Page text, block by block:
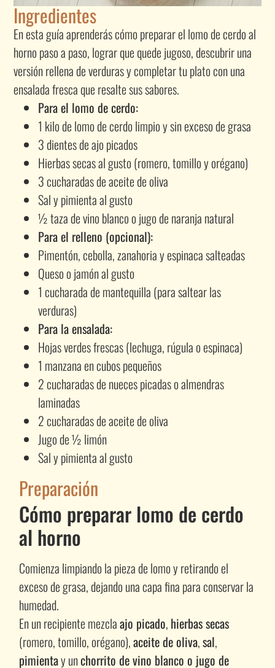
Ingredientes
En esta guía aprenderás cómo preparar el lomo de cerdo al
horno paso a paso, lograr que quede jugoso, descubrir una
versión rellena de verduras y completar tu plato con una
ensalada fresca que resalte sus sabores.
Para el lomo de cerdo:
1 kilo de lomo de cerdo limpio y sin exceso de grasa
3 dientes de ajo picados
Hierbas secas al gusto (romero, tomillo y orégano)
3 cucharadas de aceite de oliva
Sal y pimienta al gusto
½ taza de vino blanco o jugo de naranja natural
Para el relleno (opcional):
Pimentón, cebolla, zanahoria y espinaca salteadas
Queso o jamón al gusto
1 cucharada de mantequilla (para saltear las
verduras)
Para la ensalada:
Hojas verdes frescas (lechuga, rúgula o espinaca)
1 manzana en cubos pequeños
2 cucharadas de nueces picadas o almendras
laminadas
2 cucharadas de aceite de oliva
Jugo de ½ limón
Sal y pimienta al gusto
Preparación
Cómo preparar lomo de cerdo
al horno
Comienza limpiando la pieza de lomo y retirando el
exceso de grasa, dejando una capa fina para conservar la
humedad.
En un recipiente mezclaajo picado, hierbas secas
(romero, tomillo, orégano),aceite de oliva,sal,
pimientay unchorrito de vino blanco o jugo de